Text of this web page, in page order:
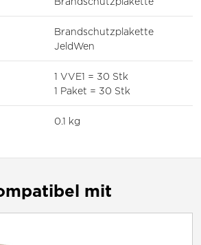
Brandschutzplakette
JeldWen
1 VVE1 = 30 Stk
1 Paket = 30 Stk
0.1 kg
mit